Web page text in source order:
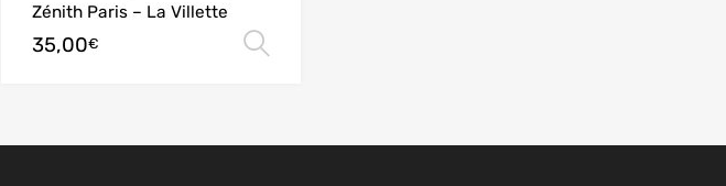
Choix des options
Zénith Paris – La Villette
35,00€